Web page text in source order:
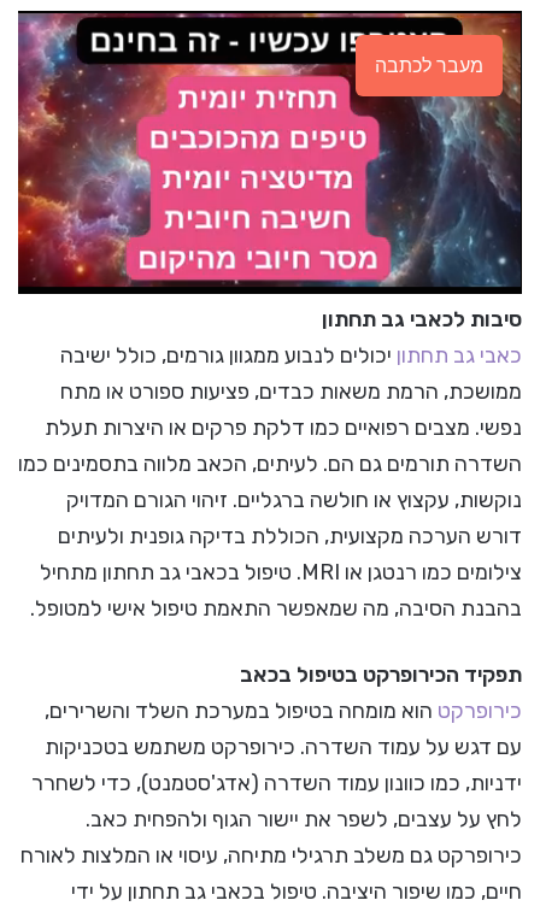
מעבר לכתבה
סיבות לכאבי גב תחתון
כאבי גב תחתון יכולים לנבוע ממגוון גורמים, כולל ישיבה
ממושכת, הרמת משאות כבדים, פציעות ספורט או מתח
נפשי. מצבים רפואיים כמו דלקת פרקים או היצרות תעלת
השדרה תורמים גם הם. לעיתים, הכאב מלווה בתסמינים כמו
נוקשות, עקצוץ או חולשה ברגליים. זיהוי הגורם המדויק
דורש הערכה מקצועית, הכוללת בדיקה גופנית ולעיתים
צילומים כמו רנטגן או MRI. טיפול בכאבי גב תחתון מתחיל
בהבנת הסיבה, מה שמאפשר התאמת טיפול אישי למטופל.
תפקיד הכירופרקט בטיפול בכאב
כירופרקט הוא מומחה בטיפול במערכת השלד והשרירים,
עם דגש על עמוד השדרה. כירופרקט משתמש בטכניקות
ידניות, כמו כוונון עמוד השדרה (אדג'סטמנט), כדי לשחרר
לחץ על עצבים, לשפר את יישור הגוף ולהפחית כאב.
כירופרקט גם משלב תרגילי מתיחה, עיסוי או המלצות לאורח
חיים, כמו שיפור היציבה. טיפול בכאבי גב תחתון על ידי